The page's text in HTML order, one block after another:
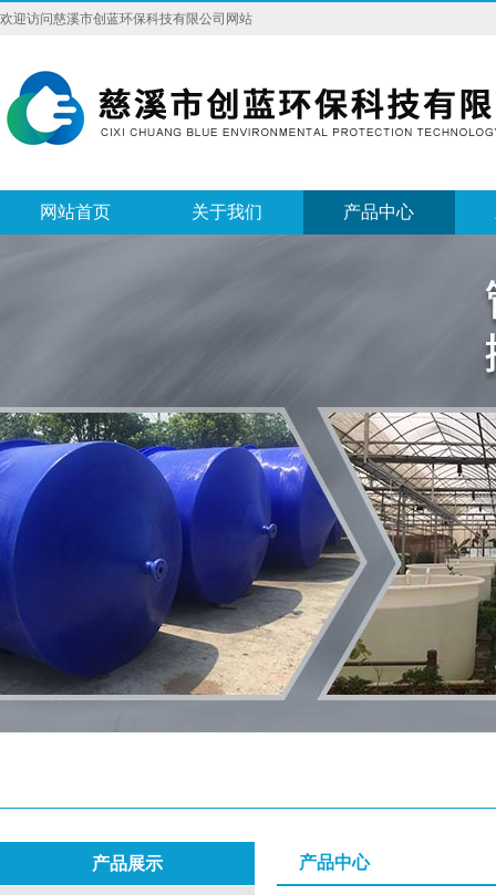
欢迎访问慈溪市创蓝环保科技有限公司网站
网站首页 关于我们 产品中心
产品展示 产品中心